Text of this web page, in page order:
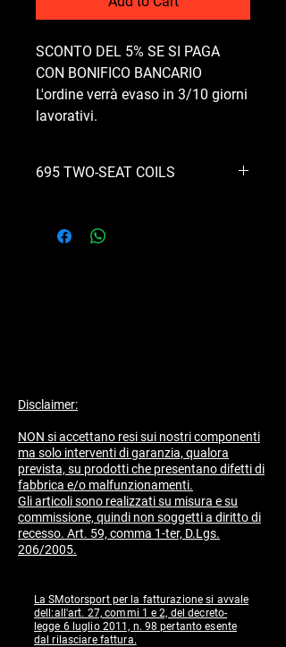
SCONTO DEL 5% SE SI PAGA
CON BONIFICO BANCARIO
L'ordine verrà evaso in 3/10 giorni
lavorativi.
695 TWO-SEAT COILS
HAVE A MORE LINEAR AND
Disclaimer:
NON si accettano resi sui nostri componenti
ma solo interventi di garanzia, qualora
prevista, su prodotti che presentano difetti di
fabbrica e/o malfunzionamenti.
​Gli articoli sono realizzati su misura e su
commissione, quindi non soggetti a diritto di
recesso. Art. 59, comma 1-ter, D.Lgs.
206/2005.
La SMotorsport per la fatturazione si avvale
dell:all'art. 27, commi 1 e 2, del decreto-
legge 6 luglio 2011, n. 98 pertanto esente
dal rilasciare fattura.